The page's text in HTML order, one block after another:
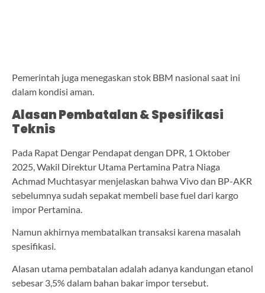
Pemerintah juga menegaskan stok BBM nasional saat ini
dalam kondisi aman.
Alasan Pembatalan & Spesifikasi
Teknis
Pada Rapat Dengar Pendapat dengan DPR, 1 Oktober
2025, Wakil Direktur Utama Pertamina Patra Niaga
Achmad Muchtasyar menjelaskan bahwa Vivo dan BP-AKR
sebelumnya sudah sepakat membeli base fuel dari kargo
impor Pertamina.
Namun akhirnya membatalkan transaksi karena masalah
spesifikasi.
Alasan utama pembatalan adalah adanya kandungan etanol
sebesar 3,5% dalam bahan bakar impor tersebut.